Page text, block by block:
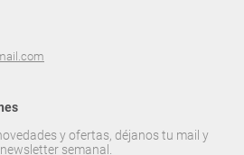
y ofertas, déjanos tu mail y
semanal.